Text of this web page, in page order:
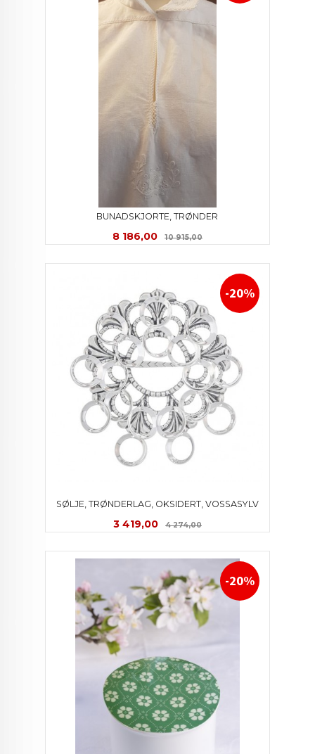
BUNADSKJORTE, TRØNDER
Tilbud
8 186,00 10 915,00Rabatt
SØLJE, TRØNDERLAG, OKSIDERT, VOSSASYLV
Tilbud
3 419,00 4 274,00Rabatt
-20%
-20%